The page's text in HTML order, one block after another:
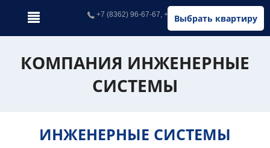
Выбрать квартиру
+7 (8362) 96-67-67, +7 (902) 326-67-67
КОМПАНИЯ ИНЖЕНЕРНЫЕ
СИСТЕМЫ
ИНЖЕНЕРНЫЕ СИСТЕМЫ